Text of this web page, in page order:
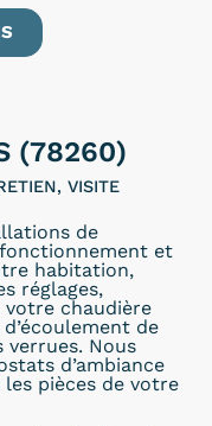
(78260)
VISITE
de
et
habitation,
réglages,
votre chaudière
de
verrues. Nous
d’ambiance
pièces de votre